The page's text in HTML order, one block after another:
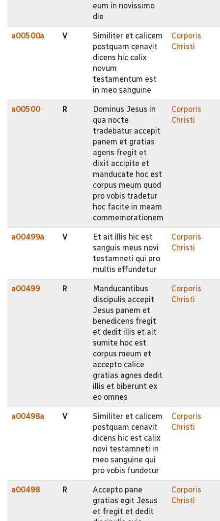
eum in novissimo
die
a00500a V
Similiter et calicem
postquam cenavit
dicens hic calix
novum
testamentum est
in meo sanguine
Corporis
Christi
a00500 R
Dominus Jesus in
qua nocte
tradebatur accepit
panem et gratias
agens fregit et
dixit accipite et
manducate hoc est
corpus meum quod
pro vobis tradetur
hoc facite in meam
commemorationem
Corporis
Christi
a00499a V
Et ait illis hic est
sanguis meus novi
testamneti qui pro
multis effundetur
Corporis
Christi
a00499 R
Manducantibus
discipulis accepit
Jesus panem et
benedicens fregit
et dedit illis et ait
sumite hoc est
corpus meum et
accepto calice
gratias agnes dedit
illis et biberunt ex
eo omnes
Corporis
Christi
a00498a V
Similiter et calicem
postquam cenavit
dicens hic est calix
novi testamneti in
meo sanguine qui
pro vobis fundetur
Corporis
Christi
a00498 R
Accepto pane
gratias egit Jesus
et fregit et dedit
Corporis
Christi